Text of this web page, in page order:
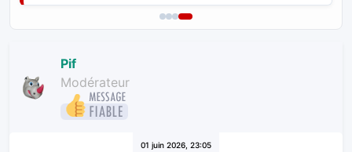
Pif
Modérateur
01 juin 2026, 23:05